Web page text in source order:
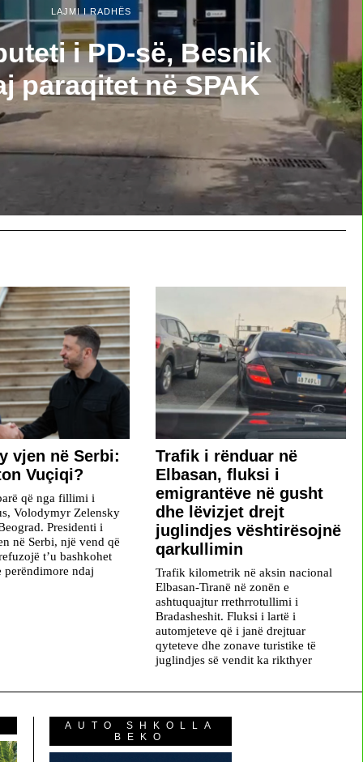
LAJMI I RADHËS
i PD-së, Besnik
paraqitet në SPAK
vjen në Serbi:
Vuçiqi?
që nga fillimi i
Volodymyr Zelensky
Presidenti i
në Serbi, një vend që
t’u bashkohet
perëndimore ndaj
Trafik i rënduar në
Elbasan, fluksi i
emigrantëve në gusht
dhe lëvizjet drejt
juglindjes vështirësojnë
qarkullimin
Trafik kilometrik në aksin nacional
Elbasan-Tiranë në zonën e
ashtuquajtur rrethrrotullimi i
Bradasheshit. Fluksi i lartë i
automjeteve që i janë drejtuar
qyteteve dhe zonave turistike të
juglindjes së vendit ka rikthyer
AUTO SHKOLLA
BEKO